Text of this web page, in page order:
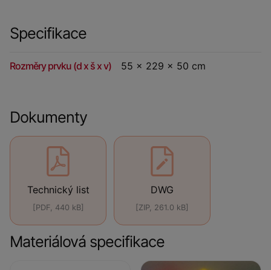
Specifikace
Rozměry prvku (d x š x v) 55 x 229 x 50 cm
Dokumenty
Technický list
[PDF, 440 kB]
DWG
[ZIP, 261.0 kB]
Materiálová specifikace